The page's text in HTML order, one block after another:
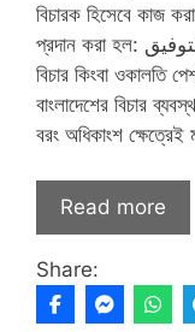
বিচারক হিসেবে কাজ
প্রদান করা হল: وبالله التوفيق ❑ ১. আইন বিষয়ে পড়াশোনা এবং
বিচার কিংবা ওকালতি
বাংলাদেশের বিচার
বরং অধিকাংশ
Read more
Share: